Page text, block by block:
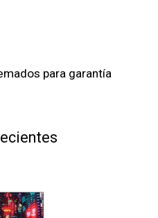
para garantía